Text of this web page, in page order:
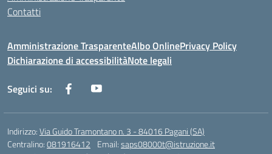
Contatti
Amministrazione TrasparenteAlbo OnlinePrivacy Policy
Dichiarazione di accessibilitàNote legali
Seguici su:
Indirizzo:Via Guido Tramontano n. 3 - 84016 Pagani (SA)
Centralino:081916412 Email:saps08000t@istruzione.it